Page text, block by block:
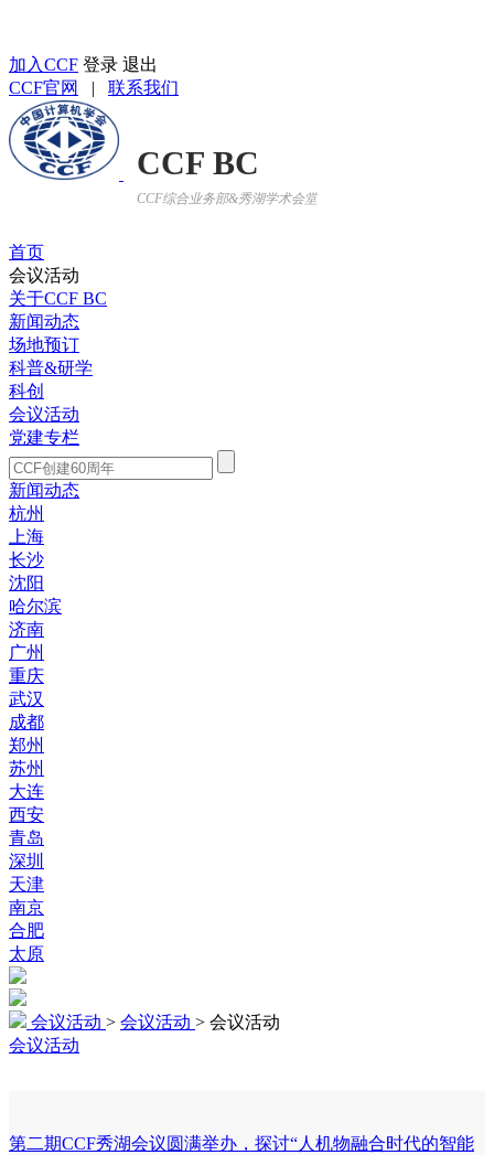
加入CCF 登录 退出
CCF官网
| 联系我们
CCF BC
CCF综合业务部&秀湖学术会堂
首页
会议活动
关于CCF BC
新闻动态
场地预订
科普&研学
科创
会议活动
党建专栏
新闻动态
杭州
上海
长沙
沈阳
哈尔滨
济南
广州
重庆
武汉
成都
郑州
苏州
大连
西安
青岛
深圳
天津
南京
合肥
太原
会议活动 > 会议活动 > 会议活动
会议活动
第二期CCF秀湖会议圆满举办，探讨“人机物融合时代的智能